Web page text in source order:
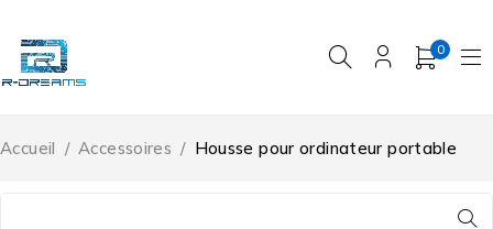
0
Accueil / Accessoires / Housse pour ordinateur portable